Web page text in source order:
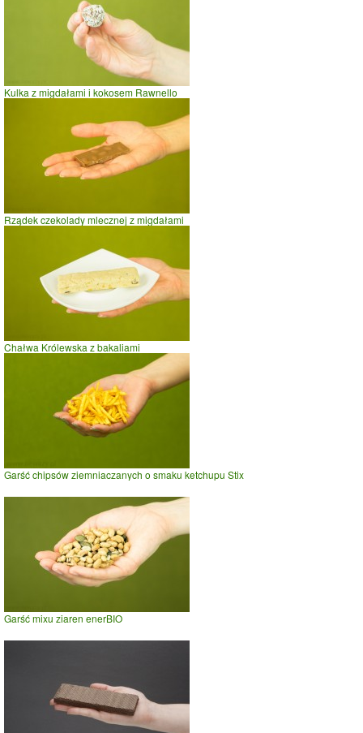
Kulka z migdałami i kokosem Rawnello
Rządek czekolady mlecznej z migdałami
Chałwa Królewska z bakaliami
Garść chipsów ziemniaczanych o smaku ketchupu Stix
Garść mixu ziaren enerBIO